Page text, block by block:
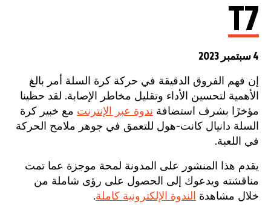
T7
4 سبتمبر 2023
إن فهم الفروق الدقيقة في حركة كرة السلة أمر بالغ
الأهمية لتحسين الأداء وتقليل مخاطر الإصابة. لقد حظينا
مؤخرًا بشرف استضافة ندوة عبر الإنترنت مع خبير كرة
السلة دانيال كانت-هول للتعمق في جوهر ملامح الحركة
في اللعبة.
يقدم هذا المنشور على المدونة لمحة موجزة عما تمت
مناقشته ويدعوك إلى الحصول على رؤى شاملة من
خلال مشاهدة
الندوة الإلكترونية كاملة.